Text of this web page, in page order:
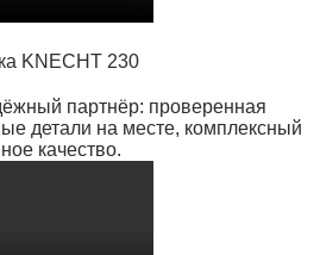
KNECHT 230
партнёр: проверенная
детали на месте, комплексный
качество.